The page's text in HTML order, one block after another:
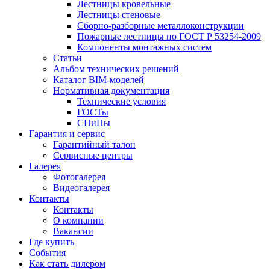
Лестницы кровельные
Лестницы стеновые
Сборно-разборные металлоконструкции
Пожарные лестницы по ГОСТ Р 53254-2009
Компоненты монтажных систем
Статьи
Альбом технических решений
Каталог BIM-моделей
Нормативная документация
Технические условия
ГОСТы
СНиПы
Гарантия и сервис
Гарантийный талон
Сервисные центры
Галерея
Фотогалерея
Видеогалерея
Контакты
Контакты
О компании
Вакансии
Где купить
События
Как стать дилером